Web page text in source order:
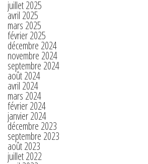
juillet 2025
avril 2025
mars 2025
février 2025
décembre 2024
novembre 2024
septembre 2024
août 2024
avril 2024
mars 2024
février 2024
janvier 2024
décembre 2023
septembre 2023
août 2023
juillet 2022